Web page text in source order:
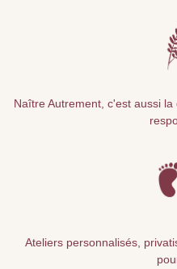
Naître Autrement, c'est aussi
Ateliers personnalisés,